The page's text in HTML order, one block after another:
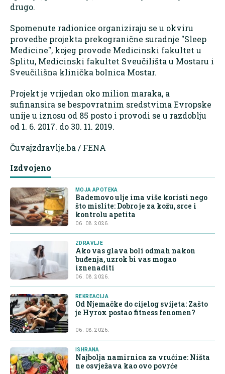
drugo.
Spomenute radionice organiziraju se u okviru
provedbe projekta prekogranične suradnje "Sleep
Medicine", kojeg provode Medicinski fakultet u
Splitu, Medicinski fakultet Sveučilišta u Mostaru i
Sveučilišna klinička bolnica Mostar.
Projekt je vrijedan oko milion maraka, a
sufinansira se bespovratnim sredstvima Evropske
unije u iznosu od 85 posto i provodi se u razdoblju
od 1. 6. 2017. do 30. 11. 2019.
Čuvajzdravlje.ba / FENA
Izdvojeno
MOJA APOTEKA
Bademovo ulje ima više koristi nego
što mislite: Dobro je za kožu, srce i
kontrolu apetita
06. 08. 2026.
ZDRAVLJE
Ako vas glava boli odmah nakon
buđenja, uzrok bi vas mogao
iznenaditi
06. 08. 2026.
REKREACIJA
Od Njemačke do cijelog svijeta: Zašto
je Hyrox postao fitness fenomen?
06. 08. 2026.
ISHRANA
Najbolja namirnica za vrućine: Ništa
ne osvježava kao ovo povrće